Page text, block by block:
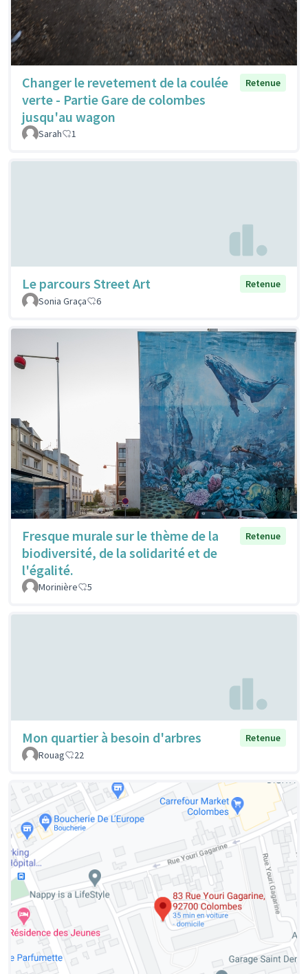
Changer le revetement de la coulée
verte - Partie Gare de colombes
jusqu'au wagon
Retenue
Sarah 1
Le parcours Street Art
Retenue
Sonia Graça
6
Fresque murale sur le thème de la
biodiversité, de la solidarité et de
l'égalité.
Retenue
Morinière 5
Mon quartier à besoin d'arbres
Retenue
Rouag
22